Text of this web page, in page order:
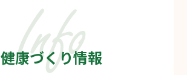
健康づくり情報